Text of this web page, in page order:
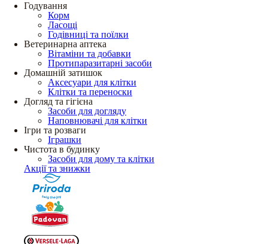
Годування
Корм
Ласощі
Годівниці та поїлки
Ветеринарна аптека
Вітаміни та добавки
Протипаразитарні засоби
Домашній затишок
Аксесуари для клітки
Клітки та переноски
Догляд та гігієна
Засоби для догляду
Наповнювачі для клітки
Ігри та розваги
Іграшки
Чистота в будинку
Засоби для дому та клітки
Акції та знижки